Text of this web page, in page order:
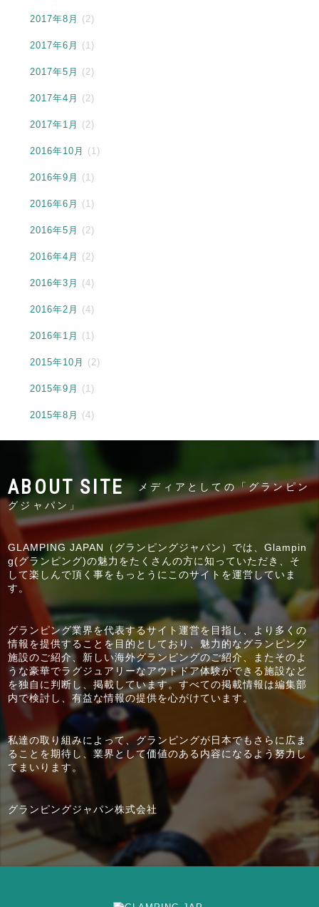
2017年8月 (2)
2017年6月 (1)
2017年5月 (2)
2017年4月 (2)
2017年1月 (2)
2016年10月 (1)
2016年9月 (1)
2016年6月 (1)
2016年5月 (2)
2016年4月 (2)
2016年3月 (4)
2016年2月 (4)
2016年1月 (1)
2015年10月 (2)
2015年9月 (1)
2015年8月 (4)
メディアとしての「グランピン
グジャパン」
GLAMPING JAPAN（グランピングジャパン）では、Glampin
g(グランピング)の魅力をたくさんの方に知っていただき、そ
して楽しんで頂く事をもっとうにこのサイトを運営していま
す。
グランピング業界を代表するサイト運営を目指し、より多くの
情報を提供することを目的としており、魅力的なグランピング
施設のご紹介、新しい海外グランピングのご紹介、またそのよ
うな豪華でラグジュアリーなアウトドア体験ができる施設など
を独自に判断し、掲載しています。すべての掲載情報は編集部
内で検討し、有益な情報の提供を心がけています。
私達の取り組みによって、グランピングが日本でもさらに広ま
ることを期待し、業界として価値のある内容になるよう努力し
てまいります。
グランピングジャパン株式会社